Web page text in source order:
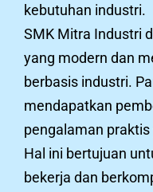
kebutuhan industri.
SMK Mitra Industri
yang modern dan
berbasis industri.
mendapatkan
pengalaman
Hal ini bertujuan
bekerja dan